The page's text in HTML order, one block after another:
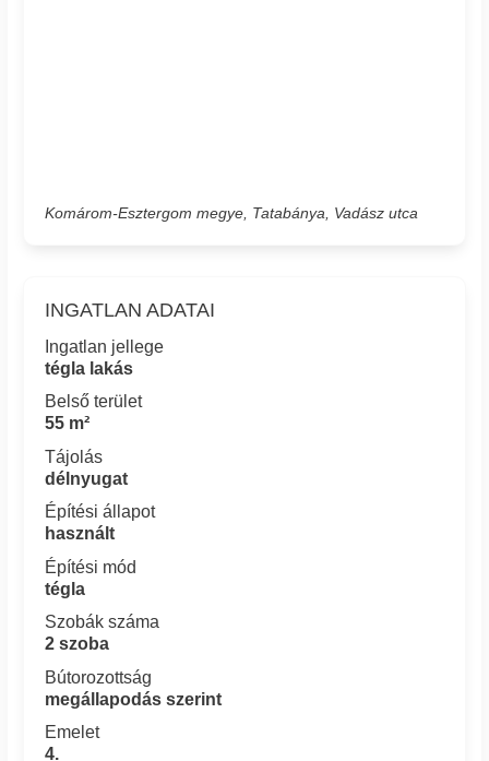
Komárom-Esztergom megye, Tatabánya, Vadász utca
INGATLAN ADATAI
Ingatlan jellege
tégla lakás
Belső terület
55 m²
Tájolás
délnyugat
Építési állapot
használt
Építési mód
tégla
Szobák száma
2 szoba
Bútorozottság
megállapodás szerint
Emelet
4.